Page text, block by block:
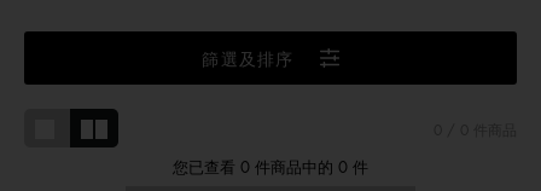
篩選及排序
您已查看 0 件商品中的 0 件